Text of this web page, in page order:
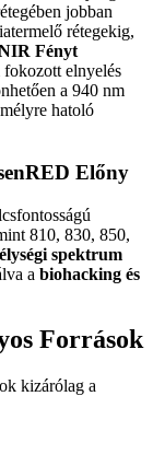
jobban
rétegekig,
Fényt
fokozott elnyelés
a 940 nm
hatoló
Előny
810, 830, 850,
spektrum
a biohacking és
Források
kizárólag a